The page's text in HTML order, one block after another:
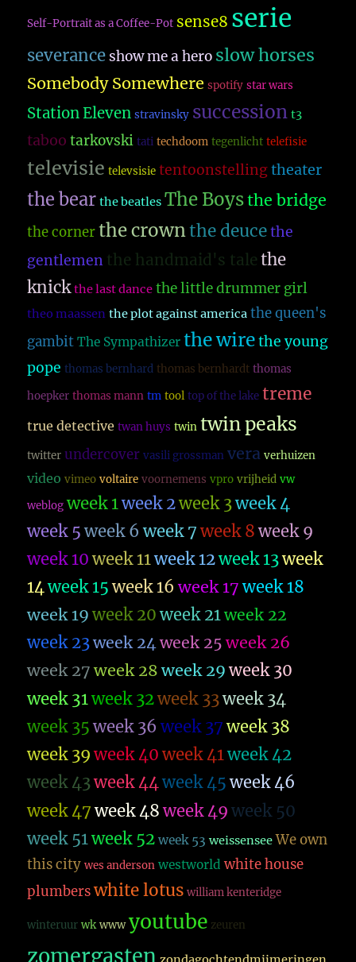
Self-Portrait as a Coffee-Pot sense8 serie
severance show me a hero slow horses
Somebody Somewhere spotify star wars
Station Eleven stravinsky succession t3
taboo tarkovski tati techdoom tegenlicht telefisie
televisie televsisie tentoonstelling theater
the bear the beatles The Boysthe bridge
the corner the crownthe deuce the
gentlemen the handmaid's tale the
knick the last dance the little drummer girl
theo maassen the plot against america the queen's
gambit The Sympathizer the wire the young
pope thomas bernhard thomas bernhardt thomas
hoepker thomas mann tm tool top of the lake treme
true detective twan huys twin twin peaks
twitter undercover vasili grossman vera verhuizen
video vimeo voltaire voornemens vpro vrijheid vw
weblog week 1week 2week 3week 4
week 5 week 6 week 7 week 8 week 9
week 10 week 11week 12week 13week
14week 15 week 16 week 17 week 18
week 19 week 20 week 21week 22
week 23week 24week 25 week 26
week 27 week 28 week 29 week 30
week 31week 32week 33week 34
week 35 week 36 week 37 week 38
week 39 week 40 week 41week 42
week 43week 44week 45 week 46
week 47 week 48 week 49 week 50
week 51week 52 week 53 weissensee We own
this city wes anderson westworld white house
plumbers white lotus william kenteridge
winteruur wk www youtube zeuren
zomergasten